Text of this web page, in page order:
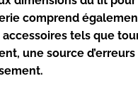
comprend
tels que
une source